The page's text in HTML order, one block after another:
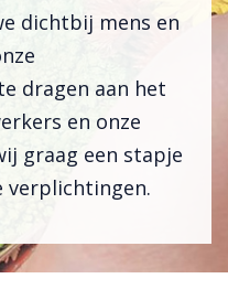
dichtbij mens en
dragen aan het
en onze
graag een stapje
verplichtingen.